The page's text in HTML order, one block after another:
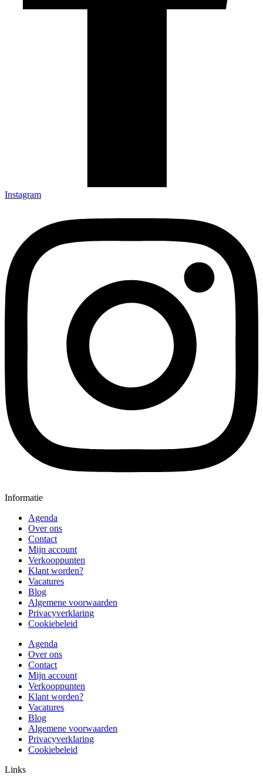
Instagram
Informatie
Agenda
Over ons
Contact
Mijn account
Verkooppunten
Klant worden?
Vacatures
Blog
Algemene voorwaarden
Privacyverklaring
Cookiebeleid
Agenda
Over ons
Contact
Mijn account
Verkooppunten
Klant worden?
Vacatures
Blog
Algemene voorwaarden
Privacyverklaring
Cookiebeleid
Links